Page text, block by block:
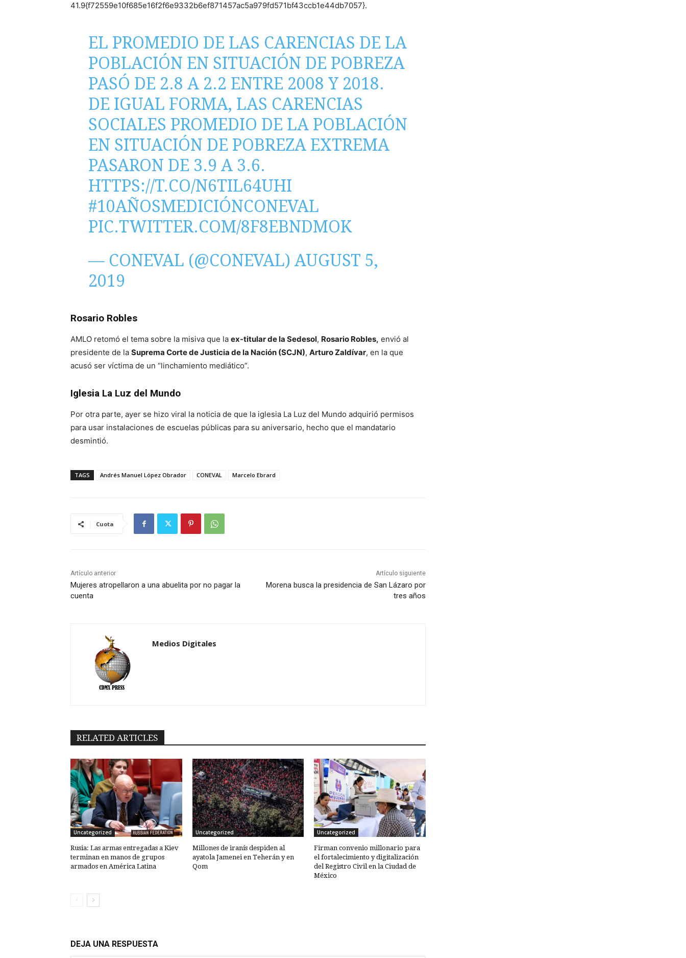
41.9{f72559e10f685e16f2f6e9332b6ef871457ac5a979fd571bf43ccb1e44db7057}.
EL PROMEDIO DE LAS CARENCIAS DE LA
POBLACIÓN EN SITUACIÓN DE POBREZA
PASÓ DE 2.8 A 2.2 ENTRE 2008 Y 2018.
DE IGUAL FORMA, LAS CARENCIAS
SOCIALES PROMEDIO DE LA POBLACIÓN
EN SITUACIÓN DE POBREZA EXTREMA
PASARON DE 3.9 A 3.6.
HTTPS://T.CO/N6TIL64UHI
#10AÑOSMEDICIÓNCONEVAL
PIC.TWITTER.COM/8F8EBNDMOK
— CONEVAL (@CONEVAL) AUGUST 5,
2019
Rosario Robles
AMLO retomó el tema sobre la misiva que la ex-titular de la Sedesol, Rosario Robles, envió al
presidente de la Suprema Corte de Justicia de la Nación (SCJN), Arturo Zaldívar, en la que
acusó ser víctima de un “linchamiento mediático”.
Iglesia La Luz del Mundo
Por otra parte, ayer se hizo viral la noticia de que la iglesia La Luz del Mundo adquirió permisos
para usar instalaciones de escuelas públicas para su aniversario, hecho que el mandatario
desmintió.
TAGS Andrés Manuel López Obrador CONEVAL Marcelo Ebrard
Cuota
Artículo anterior
Mujeres atropellaron a una abuelita por no pagar la
cuenta
Artículo siguiente
Morena busca la presidencia de San Lázaro por
tres años
Medios Digitales
RELATED ARTICLES
Uncategorized
Rusia: Las armas entregadas a Kiev
terminan en manos de grupos
armados en América Latina
Uncategorized
Millones de iranís despiden al
ayatola Jamenei en Teherán y en
Qom
Uncategorized
Firman convenio millonario para
el fortalecimiento y digitalización
del Registro Civil en la Ciudad de
México
DEJA UNA RESPUESTA